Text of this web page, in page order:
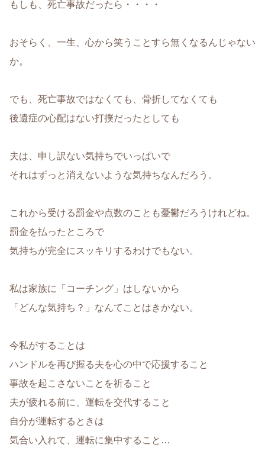
もしも、死亡事故だったら・・・・
おそらく、一生、心から笑うことすら無くなるんじゃない
か。
でも、死亡事故ではなくても、骨折してなくても
後遺症の心配はない打撲だったとしても
夫は、申し訳ない気持ちでいっぱいで
それはずっと消えないような気持ちなんだろう。
これから受ける罰金や点数のことも憂鬱だろうけれどね。
罰金を払ったところで
気持ちが完全にスッキリするわけでもない。
私は家族に「コーチング」はしないから
「どんな気持ち？」なんてことはきかない。
今私がすることは
ハンドルを再び握る夫を心の中で応援すること
事故を起こさないことを祈ること
夫が疲れる前に、運転を交代すること
自分が運転するときは
気合い入れて、運転に集中すること…